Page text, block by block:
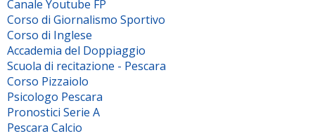
Canale Youtube FP
Corso di Giornalismo Sportivo
Corso di Inglese
Accademia del Doppiaggio
Scuola di recitazione - Pescara
Corso Pizzaiolo
Psicologo Pescara
Pronostici Serie A
Pescara Calcio